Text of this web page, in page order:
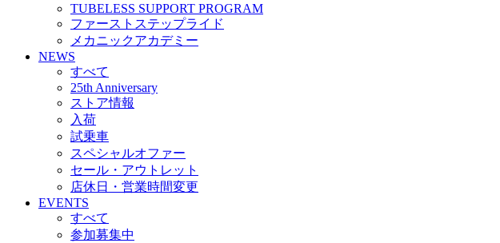
TUBELESS SUPPORT PROGRAM
ファーストステップライド
メカニックアカデミー
NEWS
すべて
25th Anniversary
ストア情報
入荷
試乗車
スペシャルオファー
セール・アウトレット
店休日・営業時間変更
EVENTS
すべて
参加募集中